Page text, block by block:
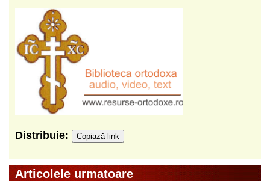
Distribuie: Copiază link
Articolele urmatoare